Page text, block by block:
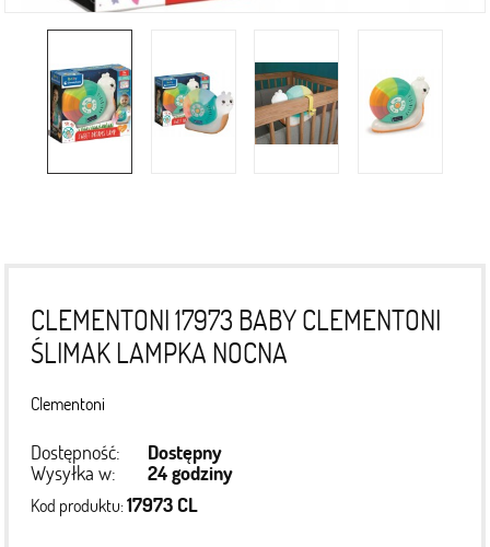
CLEMENTONI 17973 BABY CLEMENTONI
ŚLIMAK LAMPKA NOCNA
Clementoni
Dostępność: Dostępny
Wysyłka w: 24 godziny
Kod produktu:17973 CL